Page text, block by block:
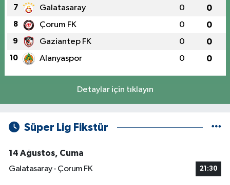
7 Galatasaray 0 0
8 Çorum FK 0 0
9 Gaziantep FK 0 0
10 Alanyaspor 0 0
Detaylar için tıklayın
Süper Lig Fikstür
14 Ağustos, Cuma
Galatasaray - Çorum FK
21:30